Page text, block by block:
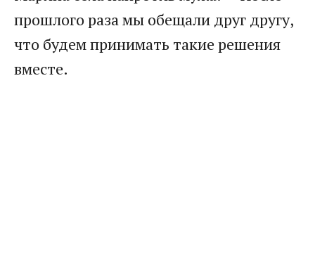
прошлого раза мы обещали друг другу,
что будем принимать такие решения
вместе.